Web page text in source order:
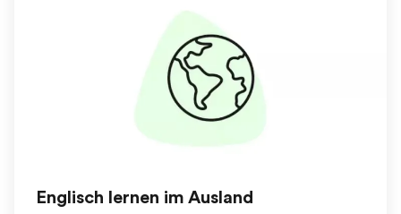
Englisch lernen im Ausland